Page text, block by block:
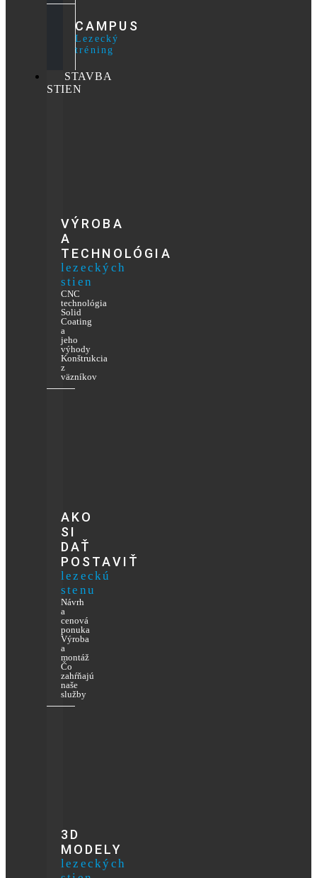
CAMPUS
Lezecký
tréning
STAVBA
STIEN
VÝROBA
A
TECHNOLÓGIA
lezeckých
stien
CNC
technológia
Solid
Coating
a
jeho
výhody
Konštrukcia
z
väzníkov
AKO
SI
DAŤ
POSTAVIŤ
lezeckú
stenu
Návrh
a
cenová
ponuka
Výroba
a
montáž
Čo
zahŕňajú
naše
služby
3D
MODELY
lezeckých